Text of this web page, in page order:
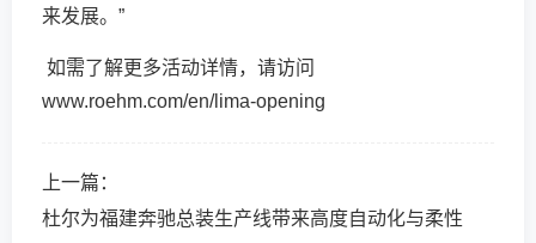
来发展。”
如需了解更多活动详情，请访问
www.roehm.com/en/lima-opening
上一篇：
杜尔为福建奔驰总装生产线带来高度自动化与柔性